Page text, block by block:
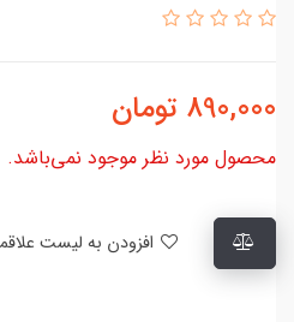
890,000 تومان
محصول مورد نظر موجود نمی‌باشد.